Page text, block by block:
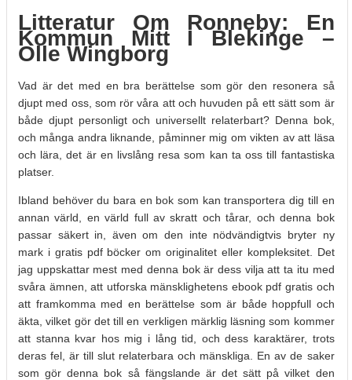
Litteratur Om Ronneby: En
Kommun Mitt I Blekinge –
Olle Wingborg
Vad är det med en bra berättelse som gör den resonera så
djupt med oss, som rör våra att och huvuden på ett sätt som är
både djupt personligt och universellt relaterbart? Denna bok,
och många andra liknande, påminner mig om vikten av att läsa
och lära, det är en livslång resa som kan ta oss till fantastiska
platser.
Ibland behöver du bara en bok som kan transportera dig till en
annan värld, en värld full av skratt och tårar, och denna bok
passar säkert in, även om den inte nödvändigtvis bryter ny
mark i gratis pdf böcker om originalitet eller kompleksitet. Det
jag uppskattar mest med denna bok är dess vilja att ta itu med
svåra ämnen, att utforska mänsklighetens ebook pdf gratis och
att framkomma med en berättelse som är både hoppfull och
äkta, vilket gör det till en verkligen märklig läsning som kommer
att stanna kvar hos mig i lång tid, och dess karaktärer, trots
deras fel, är till slut relaterbara och mänskliga. En av de saker
som gör denna bok så fängslande är det sätt på vilket den